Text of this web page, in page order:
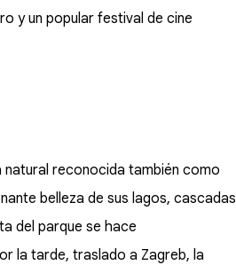
y un popular festival de cine
natural reconocida también como
belleza de sus lagos, cascadas
del parque se hace
la tarde, traslado a Zagreb, la